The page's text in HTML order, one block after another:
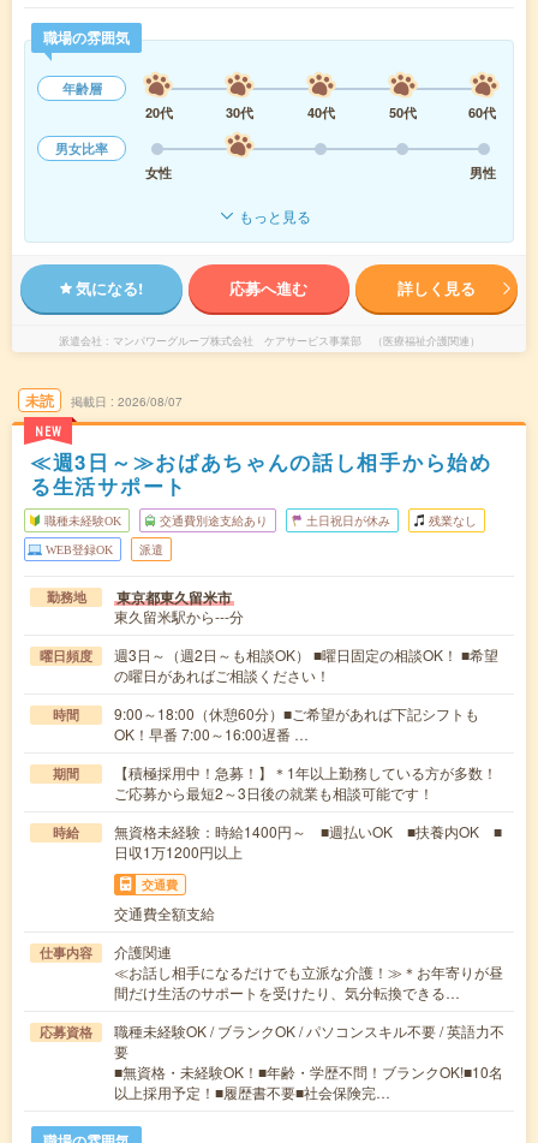
職場の雰囲気
年齢層
20代
30代 40代 50代
60代
男女比率
女性
男性
もっと見る
気になる! 応募へ進む 詳しく見る
派遣会社 マンパワーグループ株式会社 ケアサービス事業部 （医療福祉介護関連）
未読
NEW
掲載日 2026/08/07
≪週3日～≫おばあちゃんの話し相手から始め
る生活サポート
職種未経験OK 交通費別途支給あり 土日祝日が休み 残業なし
WEB登録OK 派遣
勤務地 東京都東久留米市
東久留米駅から---分
曜日頻度
週3日～（週2日～も相談OK） ■曜日固定の相談OK！ ■希望
の曜日があればご相談ください！
時間
9:00～18:00（休憩60分）■ご希望があれば下記シフトも
OK！早番 7:00～16:00遅番 …
期間
【積極採用中！急募！】＊1年以上勤務している方が多数！
ご応募から最短2～3日後の就業も相談可能です！
時給
無資格未経験：時給1400円～ ■週払いOK ■扶養内OK ■
日収1万1200円以上
交通費
交通費全額支給
仕事内容
介護関連
≪お話し相手になるだけでも立派な介護！≫＊お年寄りが昼
間だけ生活のサポートを受けたり、気分転換できる…
応募資格
職種未経験OK / ブランクOK / パソコンスキル不要 / 英語力不
要
■無資格・未経験OK！■年齢・学歴不問！ブランクOK!■10名
以上採用予定！■履歴書不要■社会保険完…